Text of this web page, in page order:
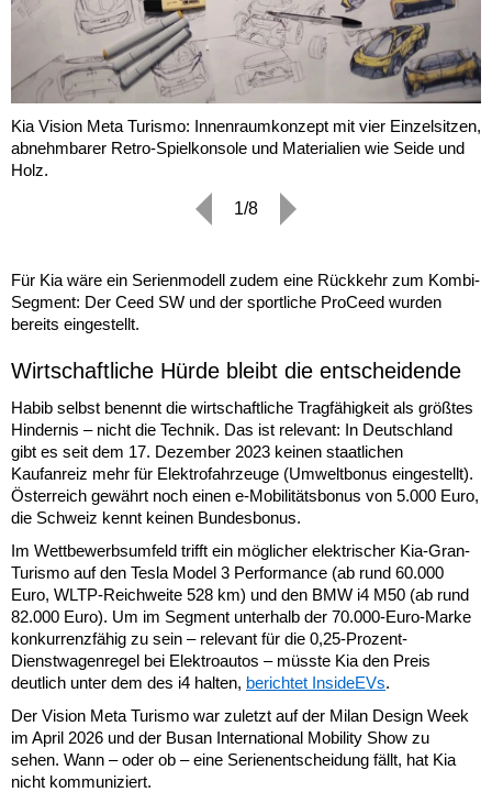
Kia Vision Meta Turismo: Innenraumkonzept mit vier Einzelsitzen,
abnehmbarer Retro-Spielkonsole und Materialien wie Seide und
Holz.
1/8
Für Kia wäre ein Serienmodell zudem eine Rückkehr zum Kombi-
Segment: Der Ceed SW und der sportliche ProCeed wurden
bereits eingestellt.
Wirtschaftliche Hürde bleibt die entscheidende
Habib selbst benennt die wirtschaftliche Tragfähigkeit als größtes
Hindernis – nicht die Technik. Das ist relevant: In Deutschland
gibt es seit dem 17. Dezember 2023 keinen staatlichen
Kaufanreiz mehr für Elektrofahrzeuge (Umweltbonus eingestellt).
Österreich gewährt noch einen e-Mobilitätsbonus von 5.000 Euro,
die Schweiz kennt keinen Bundesbonus.
Im Wettbewerbsumfeld trifft ein möglicher elektrischer Kia-Gran-
Turismo auf den Tesla Model 3 Performance (ab rund 60.000
Euro, WLTP-Reichweite 528 km) und den BMW i4 M50 (ab rund
82.000 Euro). Um im Segment unterhalb der 70.000-Euro-Marke
konkurrenzfähig zu sein – relevant für die 0,25-Prozent-
Dienstwagenregel bei Elektroautos – müsste Kia den Preis
deutlich unter dem des i4 halten, berichtet InsideEVs.
Der Vision Meta Turismo war zuletzt auf der Milan Design Week
im April 2026 und der Busan International Mobility Show zu
sehen. Wann – oder ob – eine Serienentscheidung fällt, hat Kia
nicht kommuniziert.